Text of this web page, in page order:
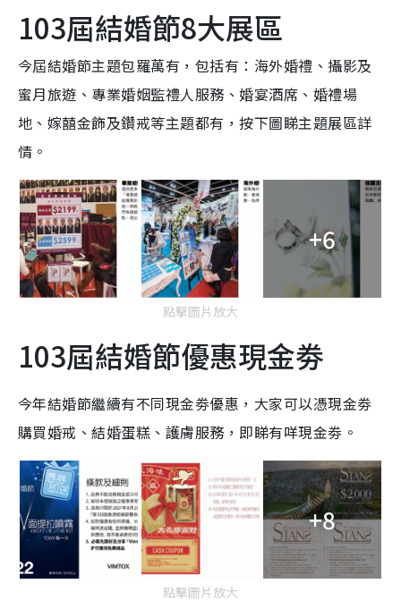
103屆結婚節8大展區
今屆結婚節主題包羅萬有，包括有：海外婚禮、攝影及
蜜月旅遊、專業婚姻監禮人服務、婚宴酒席、婚禮場
地、嫁囍金飾及鑽戒等主題都有，按下圖睇主題展區詳
情。
+6
點擊圖片放大
103屆結婚節優惠現金劵
今年結婚節繼續有不同現金劵優惠，大家可以憑現金劵
購買婚戒、結婚蛋糕、護膚服務，即睇有咩現金劵。
+8
點擊圖片放大